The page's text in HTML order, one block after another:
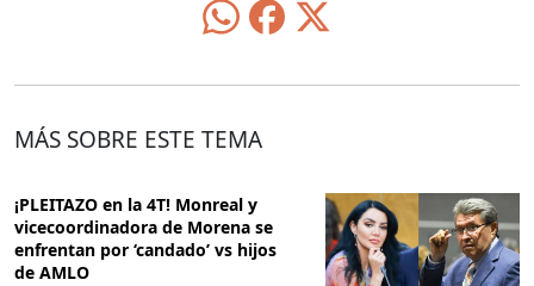
MÁS SOBRE ESTE TEMA
¡PLEITAZO en la 4T! Monreal y
vicecoordinadora de Morena se
enfrentan por ‘candado’ vs hijos
de AMLO